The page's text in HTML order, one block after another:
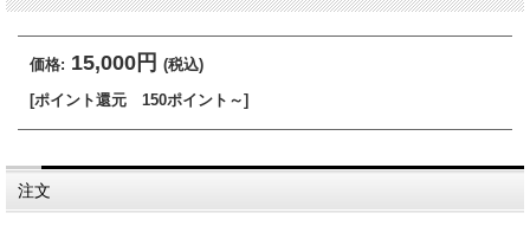
価格: 15,000円 (税込)
[ポイント還元 150ポイント～]
注文